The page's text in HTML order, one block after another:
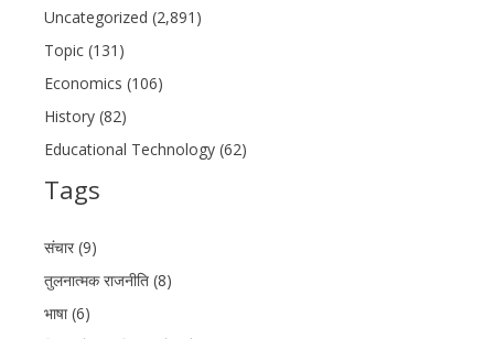
Uncategorized (2,891)
Topic (131)
Economics (106)
History (82)
Educational Technology (62)
Tags
संचार (9)
तुलनात्मक राजनीति (8)
भाषा (6)